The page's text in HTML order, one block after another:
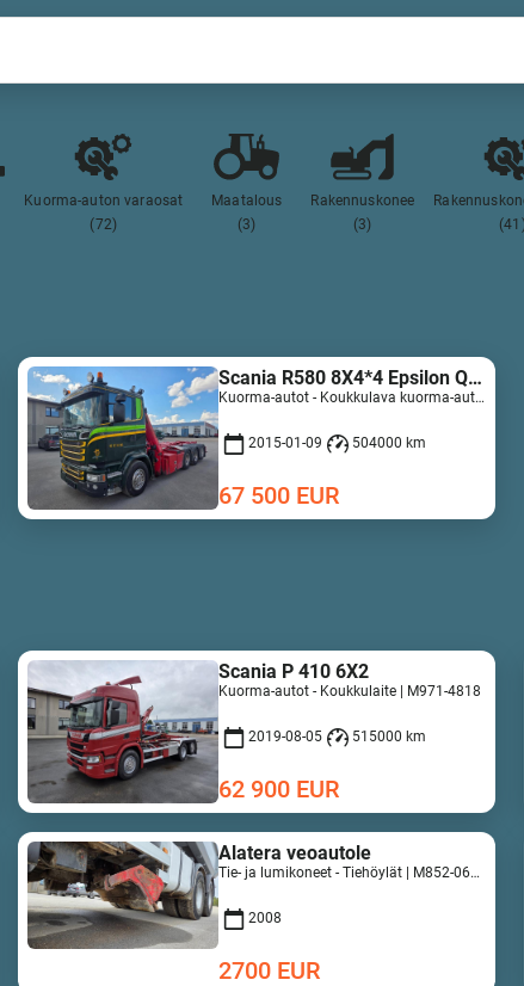
Kuorma-auton varaosat
(72)
Maatalous
(3)
Rakennuskonee
(3)
Scania R580 8X4*4 Epsilon Q170Z96
Kuorma-autot - Koukkulava kuorma-autot | M728-7835
2015-01-09 504000 km
67 500 EUR
Scania P 410 6X2
Kuorma-autot - Koukkulaite | M971-4818
2019-08-05 515000 km
62 900 EUR
Alatera veoautole
Tie- ja lumikoneet - Tiehöylät | M852-0649
2008
2700 EUR